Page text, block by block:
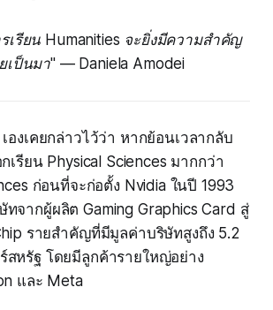
เรียน Humanities จะยิ่งมีความสำคัญ
เป็นมา"— Daniela Amodei
องเคยกล่าวไว้ว่า หากย้อนเวลากลับ
เรียน Physical Sciences มากกว่า
ก่อนที่จะก่อตั้ง Nvidia ในปี 1993
จากผู้ผลิต Gaming Graphics Card สู่
รายสำคัญที่มีมูลค่าบริษัทสูงถึง 5.2
สหรัฐ โดยมีลูกค้ารายใหญ่อย่าง
และ Meta